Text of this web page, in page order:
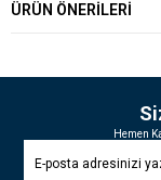
ÜRÜN ÖNERILERI
Hemen